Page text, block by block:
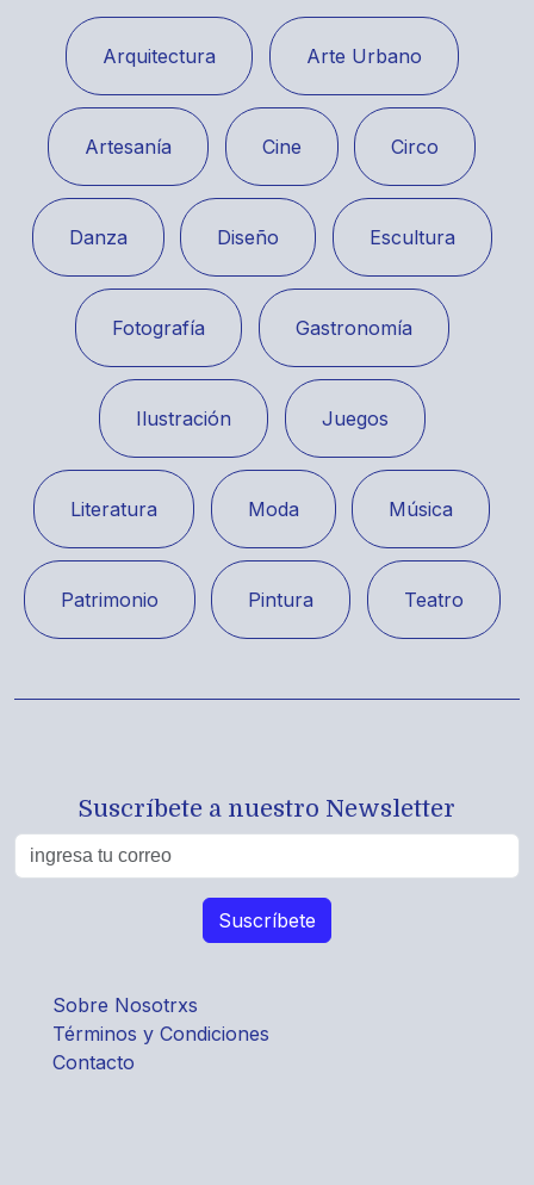
Arquitectura Arte Urbano
Artesanía Cine Circo
Danza Diseño Escultura
Fotografía Gastronomía
Ilustración Juegos
Literatura Moda Música
Patrimonio Pintura Teatro
Suscríbete a nuestro Newsletter
Sobre Nosotrxs
Términos y Condiciones
Contacto